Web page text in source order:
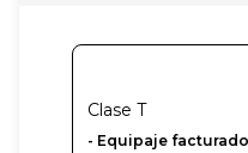
Clase T
- Equipaje